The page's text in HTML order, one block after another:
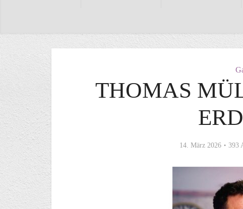
THOMAS
14. März 2026 393